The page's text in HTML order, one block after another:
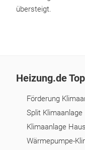
übersteigt.
Heizung.de
Förderung
Split Klimaanlage
Klimaanlage
Wärmepumpe-